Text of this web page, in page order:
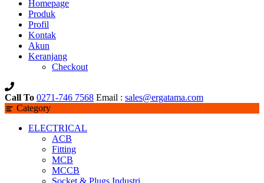
Homepage
Produk
Profil
Kontak
Akun
Keranjang
Checkout
Call To 0271-746 7568 Email : sales@ergatama.com
Category
ELECTRICAL
ACB
Fitting
MCB
MCCB
Socket & Plugs Industri